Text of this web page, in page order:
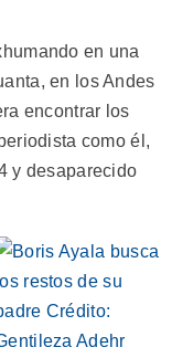
en una
en los Andes
encontrar los
como él,
y desaparecido